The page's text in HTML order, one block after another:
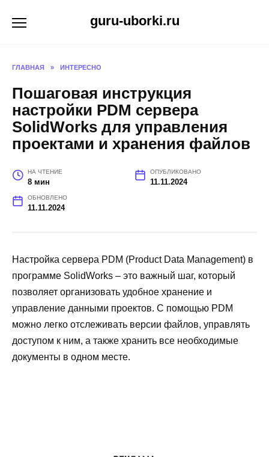
guru-uborki.ru
ГЛАВНАЯ » ИНТЕРЕСНО
Пошаговая инструкция
настройки PDM сервера
SolidWorks для управления
проектами и хранения файлов
НА ЧТЕНИЕ
8 мин
ОПУБЛИКОВАНО
11.11.2024
ОБНОВЛЕНО
11.11.2024
Настройка сервера PDM (Product Data Management) в
программе SolidWorks – это важный шаг, который
позволяет организовать удобное хранение и
управление данными проектов. С помощью PDM
можно легко отслеживать версии файлов, управлять
доступом к ним, а также хранить все необходимые
документы в одном месте.